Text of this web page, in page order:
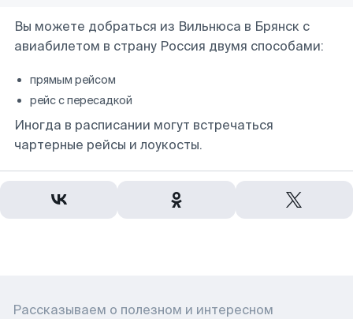
Вы можете добраться из Вильнюса в Брянск с
авиабилетом в страну Россия двумя способами:
прямым рейсом
рейс с пересадкой
Иногда в расписании могут встречаться
чартерные рейсы и лоукосты.
Рассказываем о полезном и интересном